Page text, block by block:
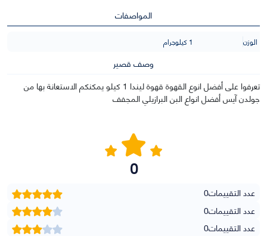
المواصفات
الوزن 1 كيلوجرام
وصف قصير
تعرفوا على أفضل انوع القهوة قهوة ليندا 1 كيلو يمكنكم الاستعانة بها من
جولدن آيس أفضل انواع البن البرازيلي المجفف
0
عدد التقييمات0
عدد التقييمات0
عدد التقييمات0